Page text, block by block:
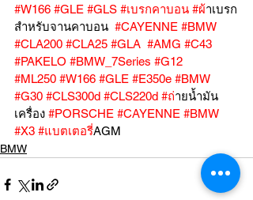
#W166 #GLE #GLS #เบรกคาบอน #ผ้าเบรก
สำหรับจานคาบอน #CAYENNE #BMW
#CLA200 #CLA25 #GLA #AMG #C43
#PAKELO #BMW_7Series #G12
#ML250 #W166 #GLE #E350e #BMW
#G30 #CLS300d #CLS220d #ถ่ายน้ำมัน
เครื่อง #PORSCHE #CAYENNE #BMW
#X3 #แบตเตอรี่AGM
BMW